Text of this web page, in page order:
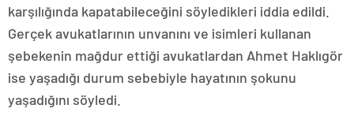
karşılığında kapatabileceğini söyledikleri iddia edildi.
Gerçek avukatlarının unvanını ve isimleri kullanan
şebekenin mağdur ettiği avukatlardan Ahmet Haklıgör
ise yaşadığı durum sebebiyle hayatının şokunu
yaşadığını söyledi.